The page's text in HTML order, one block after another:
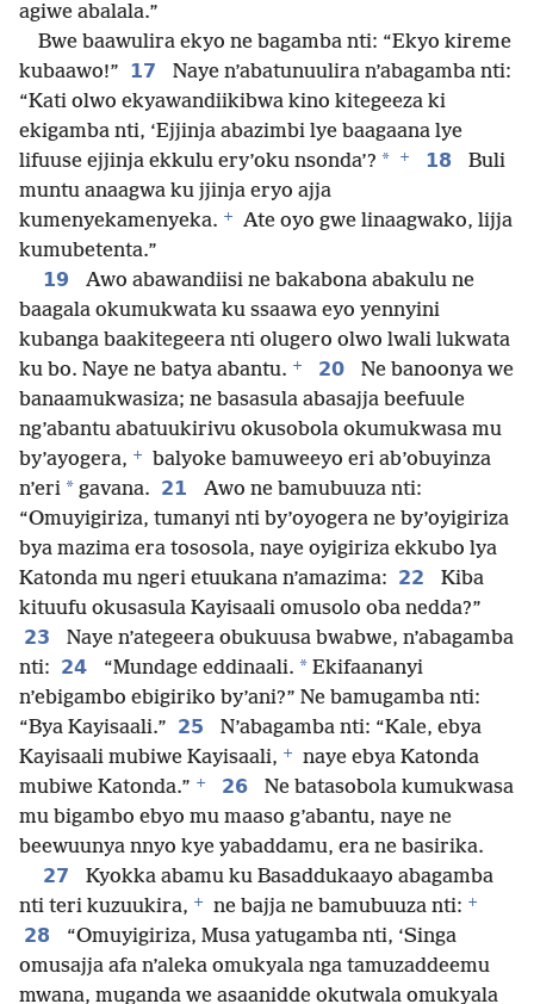
agiwe abalala.”
Bwe baawulira ekyo ne bagamba nti: “Ekyo kireme
kubaawo!” 17
Naye n’abatunuulira n’abagamba nti:
“Kati olwo ekyawandiikibwa kino kitegeeza ki
ekigamba nti, ‘Ejjinja abazimbi lye baagaana lye
lifuuse ejjinja ekkulu ery’oku nsonda’? * + 18
Buli
muntu anaagwa ku jjinja eryo ajja
kumenyekamenyeka. +
Ate oyo gwe linaagwako, lijja
kumubetenta.”
19
Awo abawandiisi ne bakabona abakulu ne
baagala okumukwata ku ssaawa eyo yennyini
kubanga baakitegeera nti olugero olwo lwali lukwata
ku bo. Naye ne batya abantu. + 20
Ne banoonya we
banaamukwasiza; ne basasula abasajja beefuule
ng’abantu abatuukirivu okusobola okumukwasa mu
by’ayogera, +
balyoke bamuweeyo eri ab’obuyinza
n’eri * gavana. 21
Awo ne bamubuuza nti:
“Omuyigiriza, tumanyi nti by’oyogera ne by’oyigiriza
bya mazima era tososola, naye oyigiriza ekkubo lya
Katonda mu ngeri etuukana n’amazima: 22
Kiba
kituufu okusasula Kayisaali omusolo oba nedda?”
23
Naye n’ategeera obukuusa bwabwe, n’abagamba
nti: 24 “Mundage eddinaali. * Ekifaananyi
n’ebigambo ebigiriko by’ani?” Ne bamugamba nti:
“Bya Kayisaali.” 25
N’abagamba nti: “Kale, ebya
Kayisaali mubiwe Kayisaali, +
naye ebya Katonda
mubiwe Katonda.” + 26
Ne batasobola kumukwasa
mu bigambo ebyo mu maaso g’abantu, naye ne
beewuunya nnyo kye yabaddamu, era ne basirika.
27
Kyokka abamu ku Basaddukaayo abagamba
nti teri kuzuukira, + ne bajja ne bamubuuza nti: +
28
“Omuyigiriza, Musa yatugamba nti, ‘Singa
omusajja afa n’aleka omukyala nga tamuzaddeemu
mwana, muganda we asaanidde okutwala omukyala